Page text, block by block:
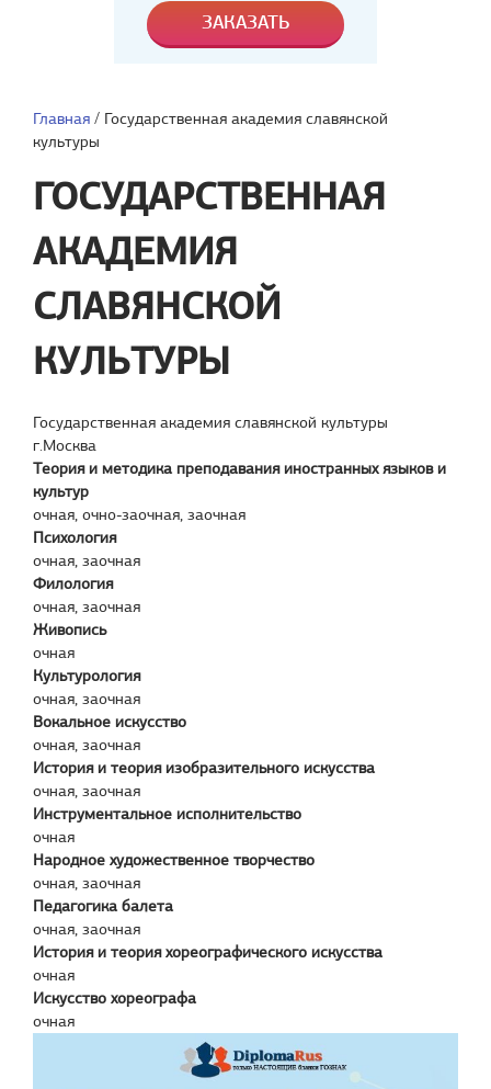
Главная / Государственная академия славянской
культуры
ГОСУДАРСТВЕННАЯ
АКАДЕМИЯ
СЛАВЯНСКОЙ
КУЛЬТУРЫ
Государственная академия славянской культуры
г.Москва
Теория и методика преподавания иностранных языков и
культур
очная, очно-заочная, заочная
Психология
очная, заочная
Филология
очная, заочная
Живопись
очная
Культурология
очная, заочная
Вокальное искусство
очная, заочная
История и теория изобразительного искусства
очная, заочная
Инструментальное исполнительство
очная
Народное художественное творчество
очная, заочная
Педагогика балета
очная, заочная
История и теория хореографического искусства
очная
Искусство хореографа
очная